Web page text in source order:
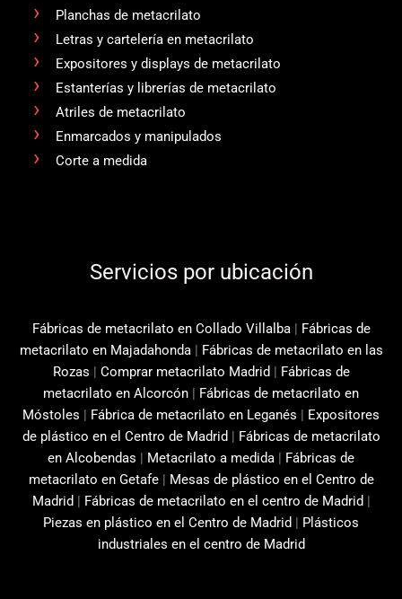
Planchas de metacrilato
Letras y cartelería en metacrilato
Expositores y displays de metacrilato
Estanterías y librerías de metacrilato
Atriles de metacrilato
Enmarcados y manipulados
Corte a medida
Servicios por ubicación
Fábricas de metacrilato en Collado Villalba | Fábricas de
metacrilato en Majadahonda | Fábricas de metacrilato en las
Rozas | Comprar metacrilato Madrid | Fábricas de
metacrilato en Alcorcón | Fábricas de metacrilato en
Móstoles | Fábrica de metacrilato en Leganés | Expositores
de plástico en el Centro de Madrid | Fábricas de metacrilato
en Alcobendas | Metacrilato a medida | Fábricas de
metacrilato en Getafe| Mesas de plástico en el Centro de
Madrid | Fábricas de metacrilato en el centro de Madrid |
Piezas en plástico en el Centro de Madrid | Plásticos
industriales en el centro de Madrid